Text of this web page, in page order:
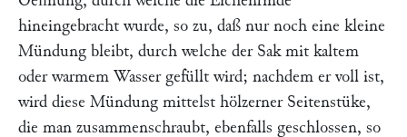
hineingebracht wurde, so zu, daß nur noch eine kleine
Mündung bleibt, durch welche der Sak mit kaltem
oder warmem Wasser gefüllt wird; nachdem er voll ist,
wird diese Mündung mittelst hölzerner Seitenstüke,
die man zusammenschraubt, ebenfalls geschlossen, so